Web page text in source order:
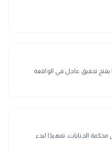
معرض السيارات بالتجمع الخامس»، وذلك بعد إخطاره رسميًا بالاتهامات المنسوبة إليه وإحالته رفقة 10 متهمين آخرين إلى محكمة الجنايات، تمهيدًا لبدء